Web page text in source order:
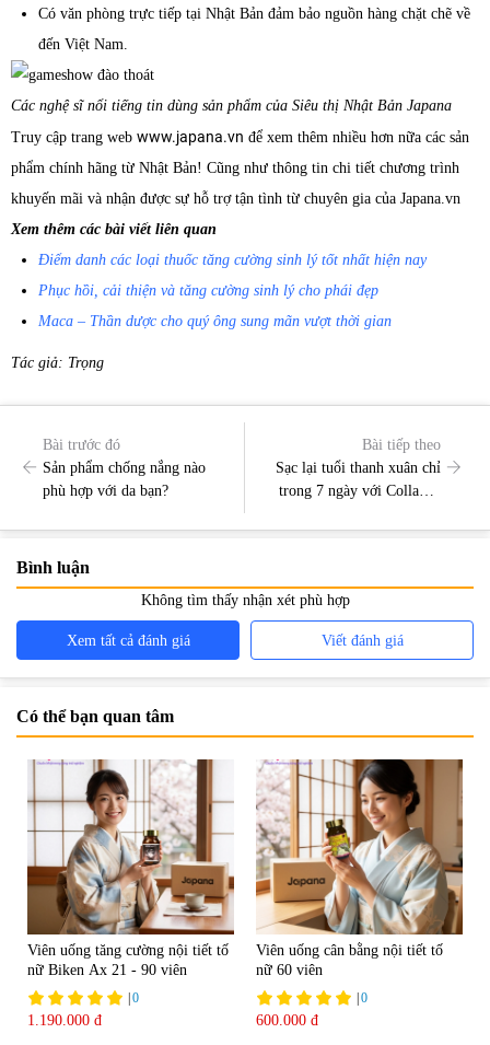
Có văn phòng trực tiếp tại Nhật Bản đảm bảo nguồn hàng chặt chẽ về
đến Việt Nam.
Các nghệ sĩ nổi tiếng tin dùng sản phẩm của Siêu thị Nhật Bản Japana
Truy cập trang web www.japana.vn để xem thêm nhiều hơn nữa các sản
phẩm chính hãng từ Nhật Bản! Cũng như thông tin chi tiết chương trình
khuyến mãi và nhận được sự hỗ trợ tận tình từ chuyên gia của Japana.vn
Xem thêm các bài viết liên quan
Điểm danh các loại thuốc tăng cường sinh lý tốt nhất hiện nay
Phục hồi, cải thiện và tăng cường sinh lý cho phái đẹp
Maca – Thần dược cho quý ông sung mãn vượt thời gian
Tác giả: Trọng
Bài trước đó
Sản phẩm chống nắng nào
phù hợp với da bạn?
Bài tiếp theo
Sạc lại tuổi thanh xuân chỉ
trong 7 ngày với Collagen
Bình luận
Không tìm thấy nhận xét phù hợp
Xem tất cả đánh giá Viết đánh giá
Có thể bạn quan tâm
Viên uống tăng cường nội tiết tố
nữ Biken Ax 21 - 90 viên
0
1.190.000 đ
Viên uống cân bằng nội tiết tố
nữ 60 viên
0
600.000 đ